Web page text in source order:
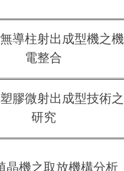
導柱射出成型機之機
電整合
膠微射出成型技術之
研究
晶機之取放機構分析